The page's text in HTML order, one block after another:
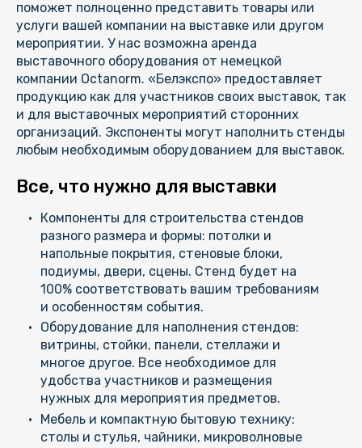
поможет полноценно представить товары или
услуги вашей компании на выставке или другом
мероприятии. У нас возможна аренда
выставочного оборудования от немецкой
компании Octanorm. «Белэкспо» предоставляет
продукцию как для участников своих выставок, так
и для выставочных мероприятий сторонних
организаций. Экспоненты могут наполнить стенды
любым необходимым оборудованием для выставок.
Все, что нужно для выставки
Компоненты для строительства стендов
разного размера и формы: потолки и
напольные покрытия, стеновые блоки,
подиумы, двери, сцены. Стенд будет на
100% соответствовать вашим требованиям
и особенностям события.
Оборудование для наполнения стендов:
витрины, стойки, панели, стеллажи и
многое другое. Все необходимое для
удобства участников и размещения
нужных для мероприятия предметов.
Мебель и компактную бытовую технику:
столы и стулья, чайники, микроволновые